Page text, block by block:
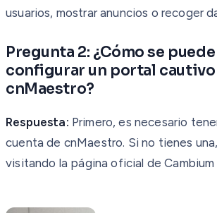
usuarios, mostrar anuncios o recoger
Pregunta 2: ¿Cómo se
configurar un portal cautivo
cnMaestro?
Respuesta: Primero, es necesario
cuenta de cnMaestro. Si no tienes
visitando la página oficial de